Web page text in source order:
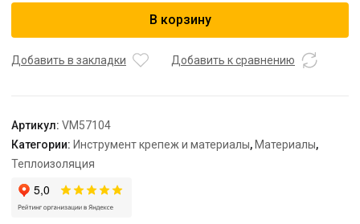
Трубка
Супер
диаметр
22
мм,
толщина
В корзину
Добавить в закладки Добавить к сравнению
Артикул: VM57104
Категории: Инструмент крепеж и материалы, Материалы,
Теплоизоляция